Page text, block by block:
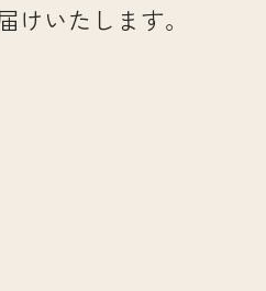
けいたします。